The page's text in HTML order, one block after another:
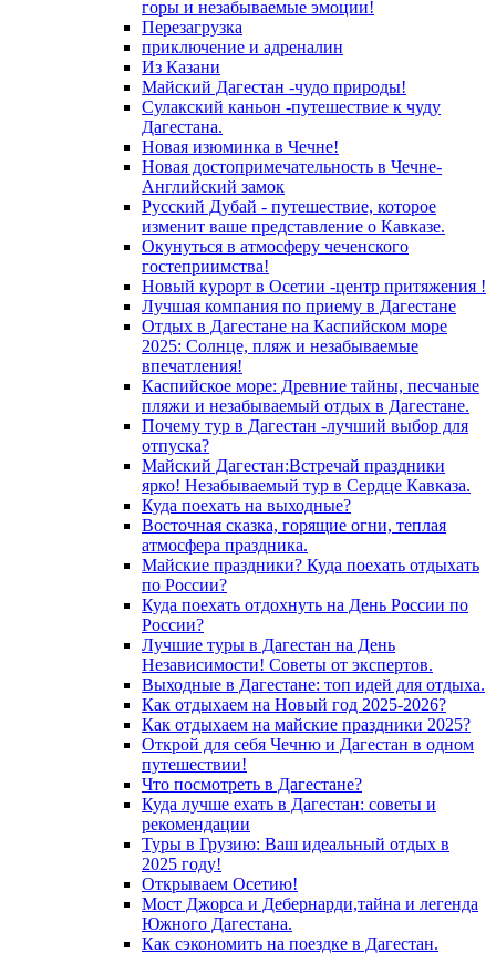
горы и незабываемые эмоции!
Перезагрузка
приключение и адреналин
Из Казани
Майский Дагестан -чудо природы!
Сулакский каньон -путешествие к чуду
Дагестана.
Новая изюминка в Чечне!
Новая достопримечательность в Чечне-
Английский замок
Русский Дубай - путешествие, которое
изменит ваше представление о Кавказе.
Окунуться в атмосферу чеченского
гостеприимства!
Новый курорт в Осетии -центр притяжения !
Лучшая компания по приему в Дагестане
Отдых в Дагестане на Каспийском море
2025: Солнце, пляж и незабываемые
впечатления!
Каспийское море: Древние тайны, песчаные
пляжи и незабываемый отдых в Дагестане.
Почему тур в Дагестан -лучший выбор для
отпуска?
Майский Дагестан:Встречай праздники
ярко! Незабываемый тур в Сердце Кавказа.
Куда поехать на выходные?
Восточная сказка, горящие огни, теплая
атмосфера праздника.
Майские праздники? Куда поехать отдыхать
по России?
Куда поехать отдохнуть на День России по
России?
Лучшие туры в Дагестан на День
Независимости! Советы от экспертов.
Выходные в Дагестане: топ идей для отдыха.
Как отдыхаем на Новый год 2025-2026?
Как отдыхаем на майские праздники 2025?
Открой для себя Чечню и Дагестан в одном
путешествии!
Что посмотреть в Дагестане?
Куда лучше ехать в Дагестан: советы и
рекомендации
Туры в Грузию: Ваш идеальный отдых в
2025 году!
Открываем Осетию!
Мост Джорса и Дебернарди,тайна и легенда
Южного Дагестана.
Как сэкономить на поездке в Дагестан.